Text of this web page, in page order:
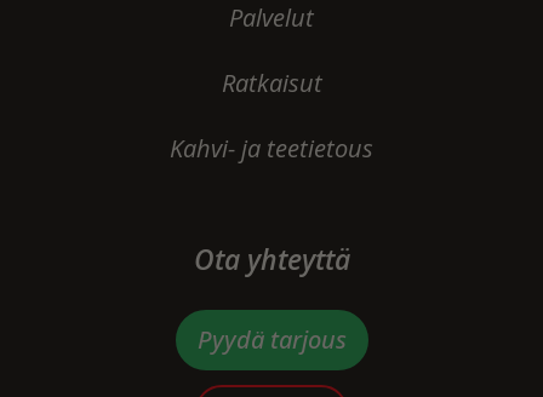
Palvelut
Ratkaisut
Kahvi- ja teetietous
Ota yhteyttä
Pyydä tarjous